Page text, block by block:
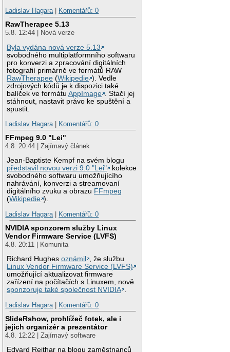
Ladislav Hagara| Komentářů: 0
RawTherapee 5.13
5.8. 12:44 | Nová verze
Byla vydána nová verze 5.13
svobodného multiplatformního softwaru
pro konverzi a zpracování digitálních
fotografií primárně ve formátů RAW
RawTherapee (Wikipedie ). Vedle
zdrojových kódů je k dispozici také
balíček ve formátuAppImage
. Stačí jej
stáhnout, nastavit právo ke spuštění a
spustit.
Ladislav Hagara| Komentářů: 0
FFmpeg 9.0 "Lei"
4.8. 20:44 | Zajímavý článek
Jean-Baptiste Kempf na svém blogu
představil novou verzi 9.0 "Lei"
kolekce
svobodného softwaru umožňujícího
nahrávání, konverzi a streamovaní
digitálního zvuku a obrazu FFmpeg
(Wikipedie ).
Ladislav Hagara| Komentářů: 0
NVIDIA sponzorem služby Linux
Vendor Firmware Service (LVFS)
4.8. 20:11 | Komunita
Richard Hughesoznámil
, že službu
Linux Vendor Firmware Service (LVFS)
umožňující aktualizovat firmware
zařízení na počítačích s Linuxem, nově
sponzoruje také společnost NVIDIA .
Ladislav Hagara| Komentářů: 0
SlideRshow, prohlížeč fotek, ale i
jejich organizér a prezentátor
4.8. 12:22 | Zajímavý software
Edvard Rejthar na blogu zaměstnanců